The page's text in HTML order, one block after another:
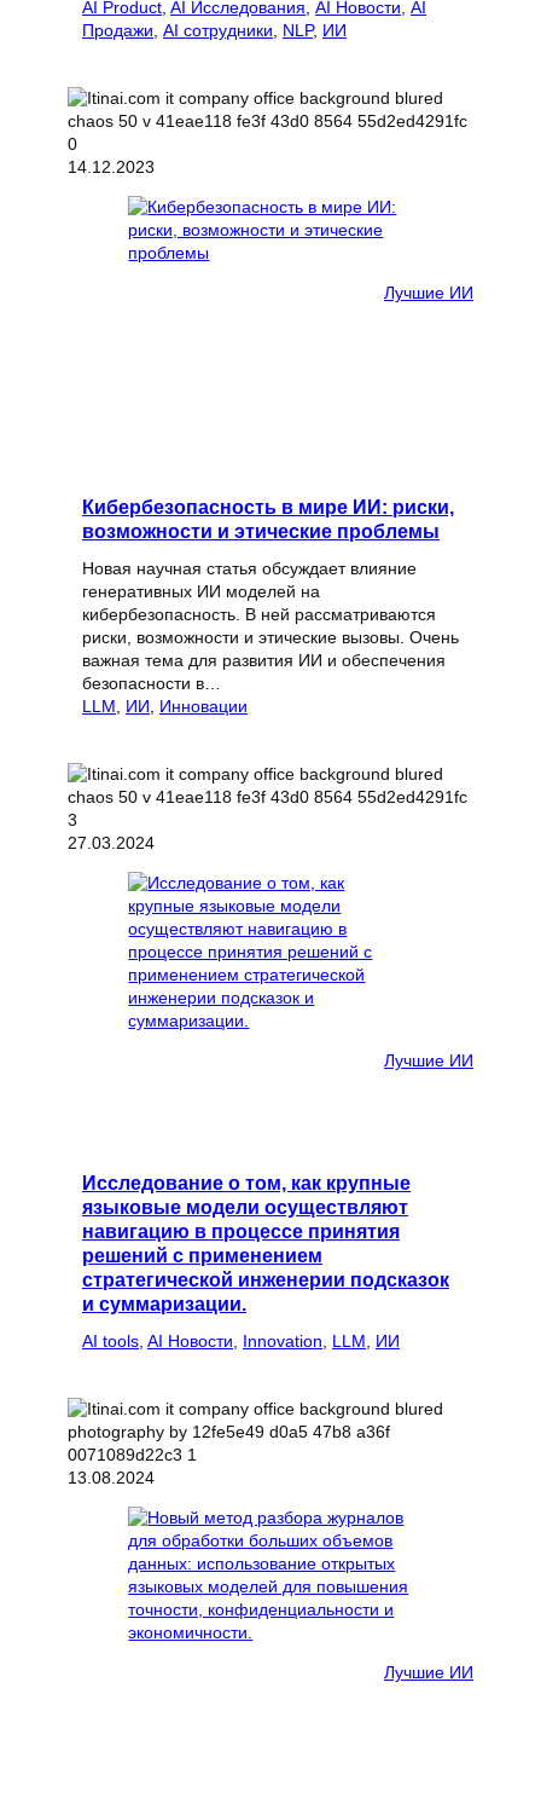
AI Product AI Исследования AI Новости AI
Продажи AI сотрудники NLP, ИИ
14.12.2023
Лучшие ИИ
Кибербезопасность в мире ИИ: риски,
возможности и этические проблемы
Новая научная статья обсуждает влияние
генеративных ИИ моделей на
кибербезопасность. В ней рассматриваются
риски, возможности и этические вызовы. Очень
важная тема для развития ИИ и обеспечения
безопасности в…
LLM
ИИ Инновации
27.03.2024
Лучшие ИИ
Исследование о том, как крупные
языковые модели осуществляют
навигацию в процессе принятия
решений с применением
стратегической инженерии подсказок
и суммаризации.
AI tools AI Новости Innovation LLM ИИ
13.08.2024
Лучшие ИИ